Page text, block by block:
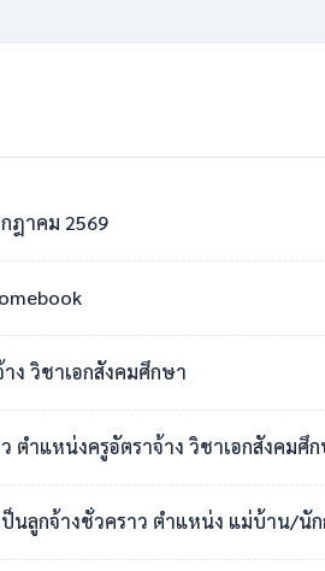
ฎาคม 2569
ง วิชาเอกสังคมศึกษา
ตำแหน่งครูอัตราจ้าง วิชาเอกสังคมศึ
นลูกจ้างชั่วคราว ตำแหน่ง แม่บ้าน/นัก